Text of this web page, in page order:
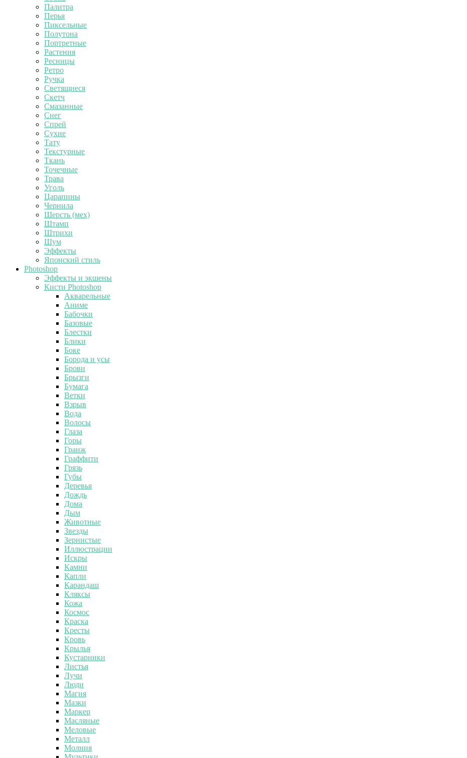
Палитра
Перья
Пиксельные
Полутона
Портретные
Растения
Ресницы
Ретро
Ручка
Светящиеся
Скетч
Смазанные
Снег
Спрей
Сухие
Тату
Текстурные
Ткань
Точечные
Трава
Уголь
Царапины
Чернила
Шерсть (мех)
Штамп
Штрихи
Шум
Эффекты
Японский стиль
Photoshop
Эффекты и экшены
Кисти Photoshop
Акварельные
Аниме
Бабочки
Базовые
Блестки
Блики
Боке
Борода и усы
Брови
Брызги
Бумага
Ветки
Взрыв
Вода
Волосы
Глаза
Горы
Гранж
Граффити
Грязь
Губы
Деревья
Дождь
Дома
Дым
Животные
Звезды
Зернистые
Иллюстрации
Искры
Камни
Капли
Карандаш
Кляксы
Кожа
Космос
Краска
Кресты
Кровь
Крылья
Кустарники
Листья
Лучи
Люди
Магия
Мазки
Маркер
Масляные
Меловые
Металл
Молния